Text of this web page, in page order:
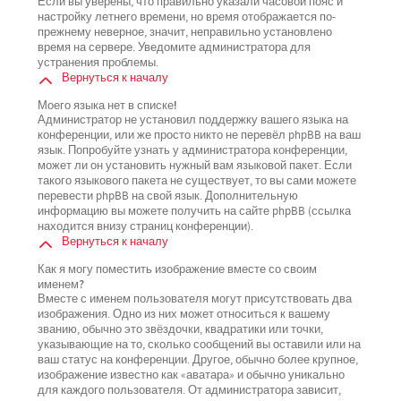
настройку летнего времени, но время отображается по-
прежнему неверное, значит, неправильно установлено
время на сервере. Уведомите администратора для
устранения проблемы.
Вернуться к началу
Моего языка нет в списке!
Администратор не установил поддержку вашего языка на
конференции, или же просто никто не перевёл phpBB на ваш
язык. Попробуйте узнать у администратора конференции,
может ли он установить нужный вам языковой пакет. Если
такого языкового пакета не существует, то вы сами можете
перевести phpBB на свой язык. Дополнительную
информацию вы можете получить на сайте phpBB (ссылка
находится внизу страниц конференции).
Вернуться к началу
Как я могу поместить изображение вместе со своим
именем?
Вместе с именем пользователя могут присутствовать два
изображения. Одно из них может относиться к вашему
званию, обычно это звёздочки, квадратики или точки,
указывающие на то, сколько сообщений вы оставили или на
ваш статус на конференции. Другое, обычно более крупное,
изображение известно как «аватара» и обычно уникально
для каждого пользователя. От администратора зависит,